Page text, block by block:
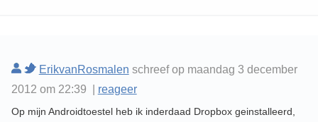
ErikvanRosmalen schreef op maandag 3 december
2012 om 22:39 | reageer
Op mijn Androidtoestel heb ik inderdaad Dropbox geinstalleerd,